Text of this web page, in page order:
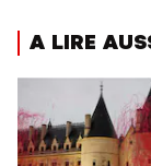
A LIRE